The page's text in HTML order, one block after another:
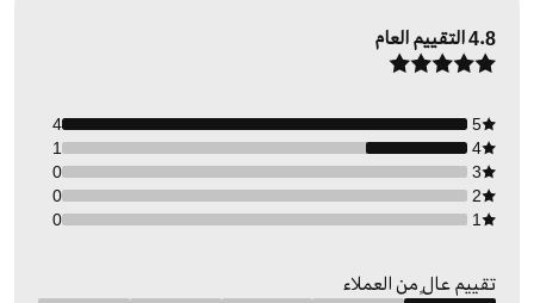
4.8التقييم العام
5
4
4
1
3
0
2
0
1
0
تقييم عالٍ من العملاء